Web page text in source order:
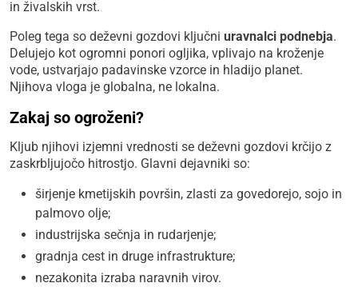
in živalskih vrst.
Poleg tega so deževni gozdovi ključni uravnalci podnebja.
Delujejo kot ogromni ponori ogljika, vplivajo na kroženje
vode, ustvarjajo padavinske vzorce in hladijo planet.
Njihova vloga je globalna, ne lokalna.
Zakaj so ogroženi?
Kljub njihovi izjemni vrednosti se deževni gozdovi krčijo z
zaskrbljujočo hitrostjo. Glavni dejavniki so:
širjenje kmetijskih površin, zlasti za govedorejo, sojo in
palmovo olje;
industrijska sečnja in rudarjenje;
gradnja cest in druge infrastrukture;
nezakonita izraba naravnih virov.